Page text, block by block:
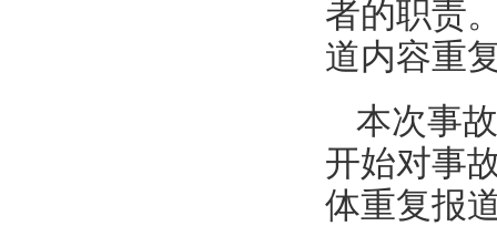
者的职责
道内容重
本次事
开始对事
体重复报